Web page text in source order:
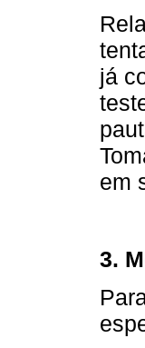
já
em
3.